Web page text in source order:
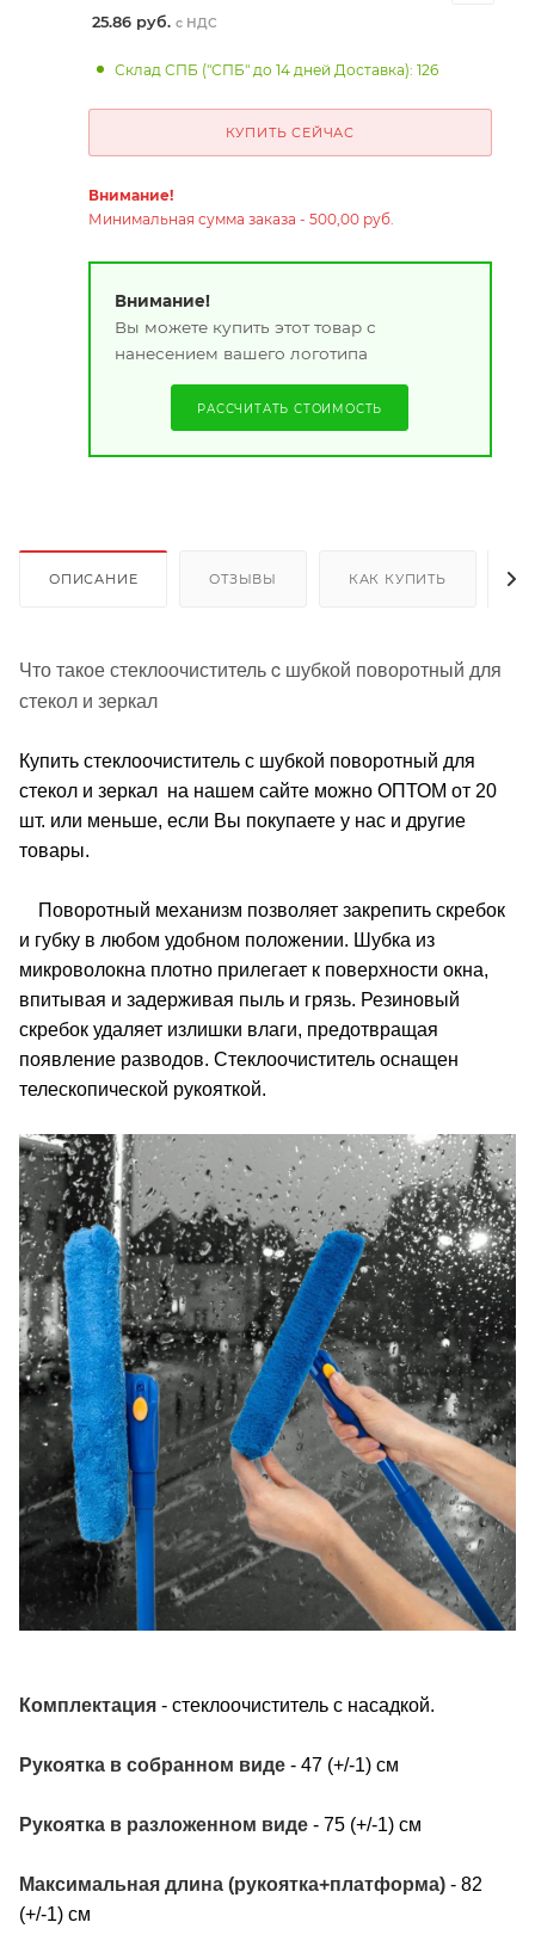
25.86 руб. с НДС
Склад СПБ ("СПБ" до 14 дней Доставка): 126
КУПИТЬ СЕЙЧАС
Внимание!
Минимальная сумма заказа - 500,00 руб.
Внимание!
Вы можете купить этот товар с
нанесением вашего логотипа
РАССЧИТАТЬ СТОИМОСТЬ
ОПИСАНИЕ ОТЗЫВЫ КАК КУПИТЬ
Что такое стеклоочиститель c шубкой поворотный для
стекол и зеркал
Купить стеклоочиститель c шубкой поворотный для
стекол и зеркал на нашем сайте можно ОПТОМ от 20
шт. или меньше, если Вы покупаете у нас и другие
товары.
Поворотный механизм позволяет закрепить скребок
и губку в любом удобном положении. Шубка из
микроволокна плотно прилегает к поверхности окна,
впитывая и задерживая пыль и грязь. Резиновый
скребок удаляет излишки влаги, предотвращая
появление разводов. Стеклоочиститель оснащен
телескопической рукояткой.
Комплектация - стеклоочиститель с насадкой.
Рукоятка в собранном виде - 47 (+/-1) см
Рукоятка в разложенном виде - 75 (+/-1) см
Максимальная длина (рукоятка+платформа) - 82
(+/-1) см